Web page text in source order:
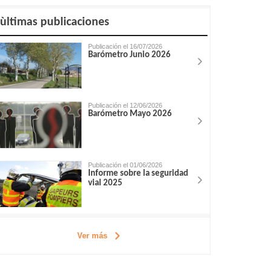
ùltimas publicaciones
Publicación el 16/07/2026
Barómetro Junio 2026
Publicación el 12/06/2026
Barómetro Mayo 2026
Publicación el 01/06/2026
Informe sobre la seguridad
vial 2025
Ver más